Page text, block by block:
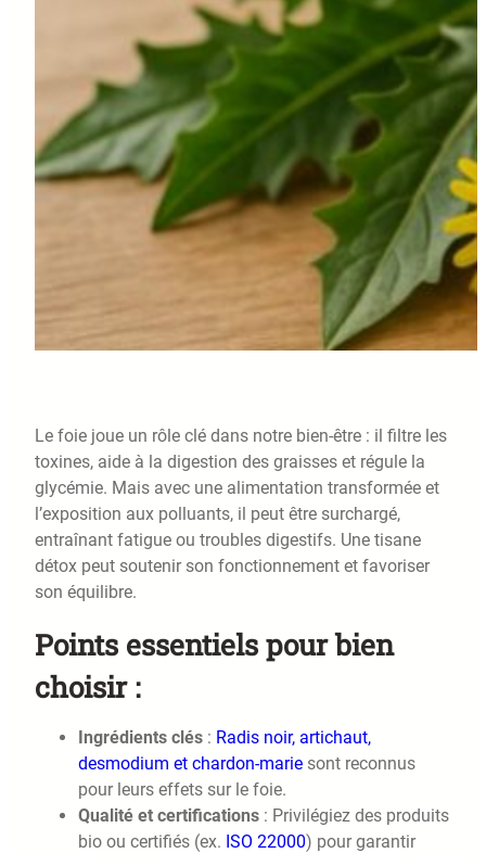
Le foie joue un rôle clé dans notre bien-être : il filtre les
toxines, aide à la digestion des graisses et régule la
glycémie. Mais avec une alimentation transformée et
l’exposition aux polluants, il peut être surchargé,
entraînant fatigue ou troubles digestifs. Une tisane
détox peut soutenir son fonctionnement et favoriser
son équilibre.
Points essentiels pour bien
choisir :
Ingrédients clés : Radis noir, artichaut,
desmodium et chardon-marie sont reconnus
pour leurs effets sur le foie.
Qualité et certifications : Privilégiez des produits
bio ou certifiés (ex. ISO 22000) pour garantir